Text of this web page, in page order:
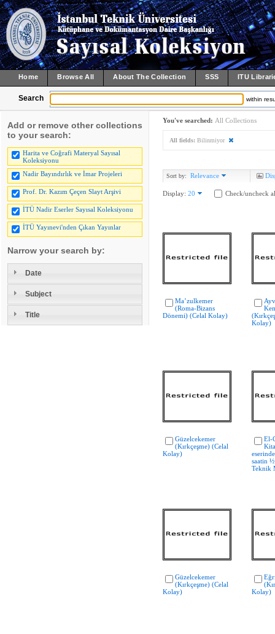
Home Browse All About The Collection SSS ITU
Search within
Add or remove other collections
to your search:
Harita ve Coğrafi Materyal Sayısal
Koleksiyonu
Nadir Bayındırlık ve İmar Projeleri
Prof. Dr. Kazım Çeçen Slayt Arşivi
İTÜ Nadir Eserler Sayısal Koleksiyonu
İTÜ Yayınevi'nden Çıkan Yayınlar
Narrow your search by:
Date
Subject
Title
You've searched: All Collections
All fields: Bilinmiyor
Sort by: Relevance
Display: 20 Check/uncheck
Ma’zulkemer
(Roma-Bizans
Dönemi) (Celal Kolay)
Kolay)
Güzelcekemer
(Kırkçeşme) (Celal
Kolay)
El-
saatin
Teknik
Güzelcekemer
(Kırkçeşme) (Celal
Kolay)
Kolay)